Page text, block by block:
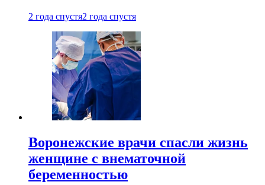
2 года спустя2 года спустя
Воронежские врачи спасли жизнь
женщине с внематочной
беременностью